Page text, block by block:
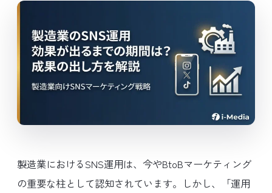
製造業におけるSNS運用は、今やBtoBマーケティング
の重要な柱として認知されています。しかし、「運用